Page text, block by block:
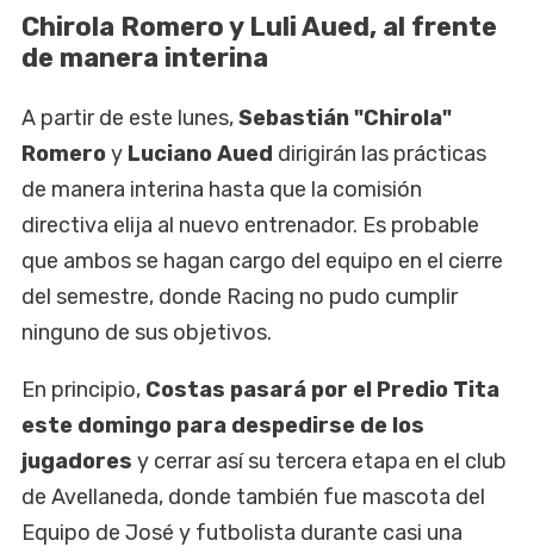
Chirola Romero y Luli Aued, al frente
de manera interina
A partir de este lunes,Sebastián "Chirola"
Romeroy Luciano Aued dirigirán las prácticas
de manera interina hasta que la comisión
directiva elija al nuevo entrenador. Es probable
que ambos se hagan cargo del equipo en el cierre
del semestre, donde Racing no pudo cumplir
ninguno de sus objetivos.
En principio, Costas pasará por el Predio Tita
este domingo para despedirse de los
jugadores y cerrar así su tercera etapa en el club
de Avellaneda, donde también fue mascota del
Equipo de José y futbolista durante casi una